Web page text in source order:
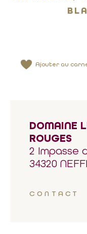
Ajouter au
DOMAINE
ROUGES
2 Impasse
34320
CONTACT